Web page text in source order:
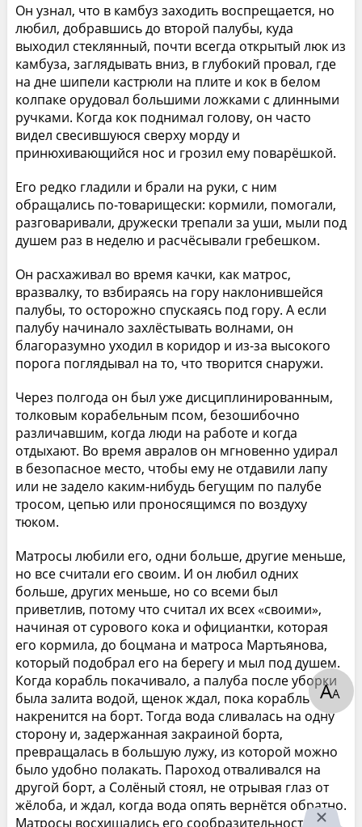
Он узнал, что в камбуз заходить воспрещается, но
любил, добравшись до второй палубы, куда
выходил стеклянный, почти всегда открытый люк из
камбуза, заглядывать вниз, в глубокий провал, где
на дне шипели кастрюли на плите и кок в белом
колпаке орудовал большими ложками с длинными
ручками. Когда кок поднимал голову, он часто
видел свесившуюся сверху морду и
принюхивающийся нос и грозил ему поварёшкой.
Его редко гладили и брали на руки, с ним
обращались по-товарищески: кормили, помогали,
разговаривали, дружески трепали за уши, мыли под
душем раз в неделю и расчёсывали гребешком.
Он расхаживал во время качки, как матрос,
вразвалку, то взбираясь на гору наклонившейся
палубы, то осторожно спускаясь под гору. А если
палубу начинало захлёстывать волнами, он
благоразумно уходил в коридор и из-за высокого
порога поглядывал на то, что творится снаружи.
Через полгода он был уже дисциплинированным,
толковым корабельным псом, безошибочно
различавшим, когда люди на работе и когда
отдыхают. Во время авралов он мгновенно удирал
в безопасное место, чтобы ему не отдавили лапу
или не задело каким-нибудь бегущим по палубе
тросом, цепью или проносящимся по воздуху
тюком.
Матросы любили его, одни больше, другие меньше,
но все считали его своим. И он любил одних
больше, других меньше, но со всеми был
приветлив, потому что считал их всех «своими»,
начиная от сурового кока и официантки, которая
его кормила, до боцмана и матроса Мартьянова,
который подобрал его на берегу и мыл под душем.
Когда корабль покачивало, а палуба после уборки
была залита водой, щенок ждал, пока корабль
накренится на борт. Тогда вода сливалась на одну
сторону и, задержанная закраиной борта,
превращалась в большую лужу, из которой можно
было удобно полакать. Пароход отваливался на
другой борт, а Солёный стоял, не отрывая глаз от
жёлоба, и ждал, когда вода опять вернётся обратно.
Матросы восхищались его сообразительностью и
АА